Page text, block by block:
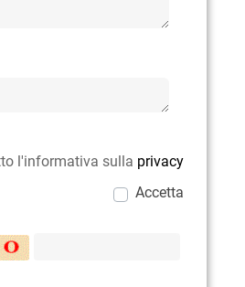
l'informativa sulla privacy
Accetta